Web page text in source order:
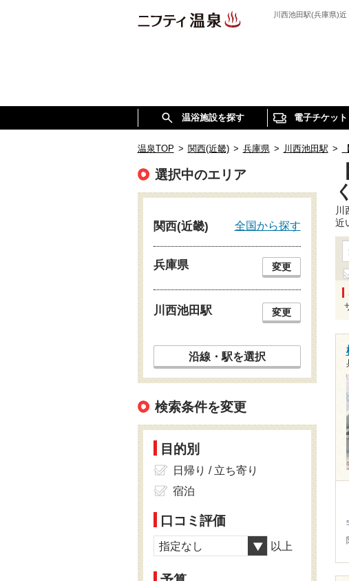
川西池田駅(兵庫県)
温浴施設を探す 電子チケッ
温泉TOP > 関西(近畿) > 兵庫県 > 川西池田駅 >
川
近
選択中のエリア
関西(近畿) 全国から探す
兵庫県 変更
川西池田駅 変更
沿線・駅を選択
検索条件を変更
目的別
日帰り / 立ち寄り
宿泊
口コミ評価
指定なし 以上